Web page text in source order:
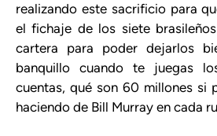
realizando este sacrificio para
el fichaje de los siete
cartera para poder dejarlos
banquillo cuando te juegas
cuentas, qué son 60 millones si
haciendo de Bill Murray en cada